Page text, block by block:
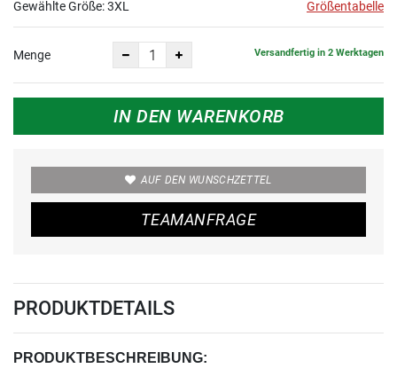
Gewählte Größe:3XL Größentabelle
Menge Versandfertig in 2 Werktagen
IN DEN WARENKORB
AUF DEN WUNSCHZETTEL
TEAMANFRAGE
PRODUKTDETAILS
PRODUKTBESCHREIBUNG: